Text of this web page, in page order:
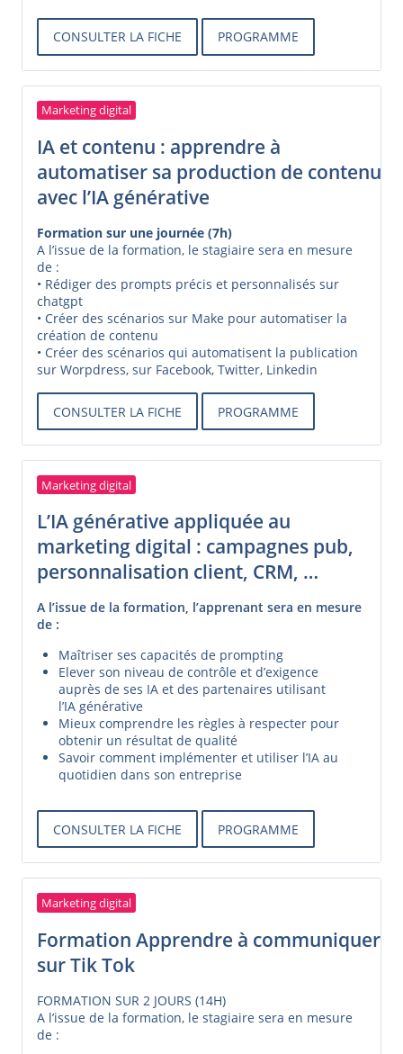
CONSULTER LA FICHE PROGRAMME
Marketing digital
IA et contenu : apprendre à
automatiser sa production de contenu
avec l’IA générative
Formation sur une journée (7h)
A l’issue de la formation, le stagiaire sera en mesure
de :
• Rédiger des prompts précis et personnalisés sur
chatgpt
• Créer des scénarios sur Make pour automatiser la
création de contenu
• Créer des scénarios qui automatisent la publication
sur Worpdress, sur Facebook, Twitter, Linkedin
CONSULTER LA FICHE PROGRAMME
Marketing digital
L’IA générative appliquée au
marketing digital : campagnes pub,
personnalisation client, CRM, …
A l’issue de la formation, l’apprenant sera en mesure
de :
Maîtriser ses capacités de prompting
Elever son niveau de contrôle et d’exigence
auprès de ses IA et des partenaires utilisant
l’IA générative
Mieux comprendre les règles à respecter pour
obtenir un résultat de qualité
Savoir comment implémenter et utiliser l’IA au
quotidien dans son entreprise
CONSULTER LA FICHE PROGRAMME
Marketing digital
Formation Apprendre à communiquer
sur Tik Tok
FORMATION SUR 2 JOURS (14H)
A l’issue de la formation, le stagiaire sera en mesure
de :